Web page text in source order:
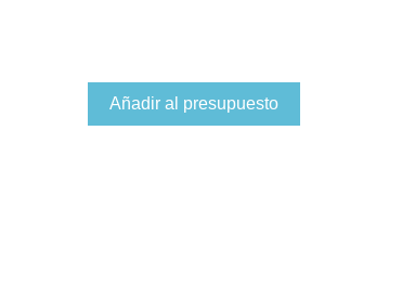
Añadir al presupuesto